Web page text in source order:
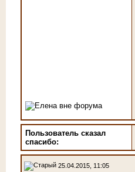
Пользователь сказал
cпасибо:
25.04.2015, 11:05